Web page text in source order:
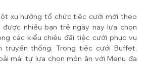
xu hướng tổ chức tiệc cưới mới theo
được nhiều bạn trẻ ngày nay lựa chọn
các kiểu chiêu đãi tiệc cưới phục vụ
truyền thống. Trong tiệc cưới Buffet,
mái tự lựa chọn món ăn với Menu đa